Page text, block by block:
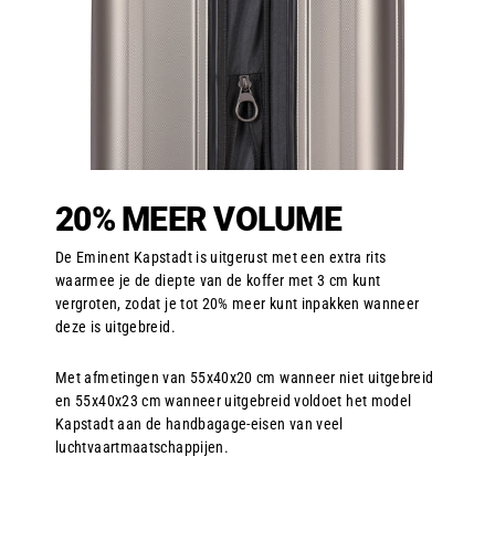
20% MEER VOLUME
De Eminent Kapstadt is uitgerust met een extra rits
waarmee je de diepte van de koffer met 3 cm kunt
vergroten, zodat je tot 20% meer kunt inpakken wanneer
deze is uitgebreid.
Met afmetingen van 55x40x20 cm wanneer niet uitgebreid
en 55x40x23 cm wanneer uitgebreid voldoet het model
Kapstadt aan de handbagage-eisen van veel
luchtvaartmaatschappijen.